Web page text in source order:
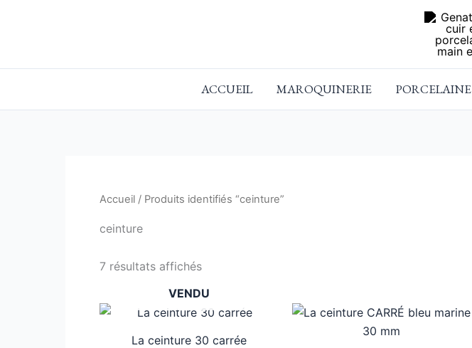
ACCUEIL MAROQUINERIE PORCELAINE
Accueil / Produits identifiés “ceinture”
ceinture
7 résultats affichés
VENDU
La ceinture 30 carrée